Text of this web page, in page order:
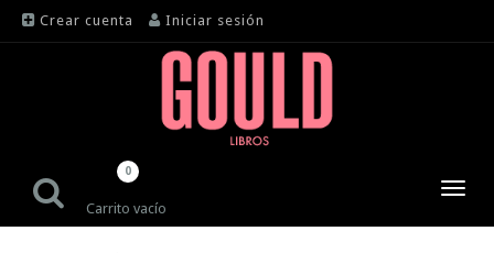
Crear cuenta Iniciar sesión
Carrito vacío
0